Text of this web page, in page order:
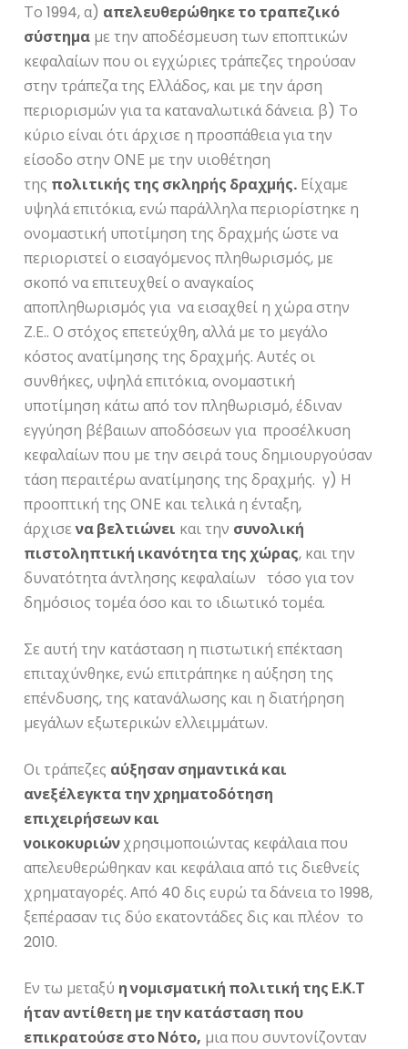
Το 1994, α) απελευθερώθηκε το τραπεζικό
σύστημα με την αποδέσμευση των εποπτικών
κεφαλαίων που οι εγχώριες τράπεζες τηρούσαν
στην τράπεζα της Ελλάδος, και με την άρση
περιορισμών για τα καταναλωτικά δάνεια. β) Το
κύριο είναι ότι άρχισε η προσπάθεια για την
είσοδο στην ΟΝΕ με την υιοθέτηση
της πολιτικής της σκληρής δραχμής. Είχαμε
υψηλά επιτόκια, ενώ παράλληλα περιορίστηκε η
ονομαστική υποτίμηση της δραχμής ώστε να
περιοριστεί ο εισαγόμενος πληθωρισμός, με
σκοπό να επιτευχθεί ο αναγκαίος
αποπληθωρισμός για να εισαχθεί η χώρα στην
Ζ.Ε.. Ο στόχος επετεύχθη, αλλά με το μεγάλο
κόστος ανατίμησης της δραχμής. Αυτές οι
συνθήκες, υψηλά επιτόκια, ονομαστική
υποτίμηση κάτω από τον πληθωρισμό, έδιναν
εγγύηση βέβαιων αποδόσεων για προσέλκυση
κεφαλαίων που με την σειρά τους δημιουργούσαν
τάση περαιτέρω ανατίμησης της δραχμής. γ) Η
προοπτική της ΟΝΕ και τελικά η ένταξη,
άρχισενα βελτιώνει και την συνολική
πιστοληπτική ικανότητα της χώρας, και την
δυνατότητα άντλησης κεφαλαίων τόσο για τον
δημόσιος τομέα όσο και το ιδιωτικό τομέα.
Σε αυτή την κατάσταση η πιστωτική επέκταση
επιταχύνθηκε, ενώ επιτράπηκε η αύξηση της
επένδυσης, της κατανάλωσης και η διατήρηση
μεγάλων εξωτερικών ελλειμμάτων.
Οι τράπεζες αύξησαν σημαντικά και
ανεξέλεγκτα την χρηματοδότηση
επιχειρήσεων και
νοικοκυριώνχρησιμοποιώντας κεφάλαια που
απελευθερώθηκαν και κεφάλαια από τις διεθνείς
χρηματαγορές. Από 40 δις ευρώ τα δάνεια το 1998,
ξεπέρασαν τις δύο εκατοντάδες δις και πλέον το
2010.
Εν τω μεταξύ η νομισματική πολιτική της Ε.Κ.Τ
ήταν αντίθετη με την κατάσταση που
επικρατούσε στο Νότο, μια που συντονίζονταν